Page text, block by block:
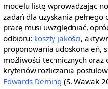
modelu listę wprowadzając
zadań dla uzyskania pełnego
pracę musi uwzględniać,
odbioru: koszty jakości,
proponowania udoskonaleń,
możliwości technicznych oraz
kryteriów rozliczania
Edwards Deming (S. Wawak